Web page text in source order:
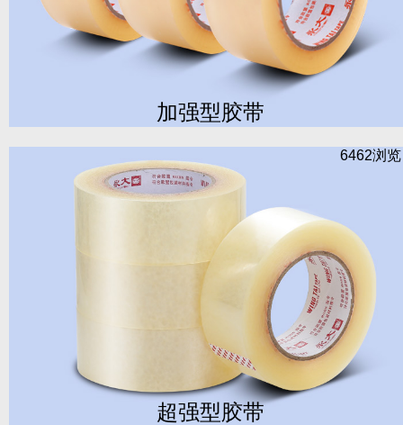
加强型胶带
6462浏
超强型胶带